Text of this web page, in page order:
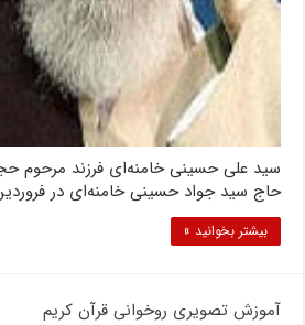
سید علی حسینی خامنه‌ای فرزند مرحوم
حاج سید جواد حسینی خامنه‌ای در
بیشتر بخوانید »
آموزش تصویری روخوانی قرآن کریم